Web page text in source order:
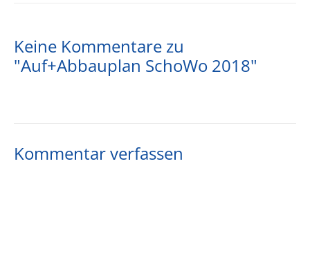
Keine Kommentare zu
"Auf+Abbauplan SchoWo 2018"
Kommentar verfassen